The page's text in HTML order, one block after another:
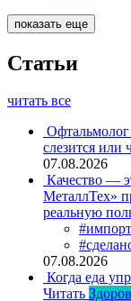
показать еще
Статьи
читать все
Офтальмолог
слезится или
07.08.2026
Качество —
МеталлТех»
реальную
07.08.2026
Когда еда
Читать